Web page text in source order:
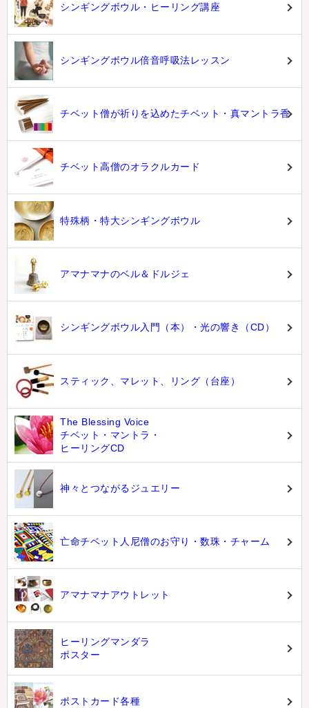
シンギングボウル・ヒーリング講座
シンギングボウル倍音呼吸法レッスン
チベット僧が祈りを込めたチベット・真マントラ香
チベット高僧のオラクルカード
特殊柄・特大シンギングボウル
アマナマナのベル＆ドルジェ
シンギングボウル入門（本）・光の響き（CD）
スティック、マレット、リング（台座）
The Blessing Voice
チベット・マントラ・
ヒーリングCD
神々とつながるジュエリー
亡命チベット人尼僧のお守り・数珠・チャーム
アマナマナアウトレット
ヒーリングマンダラ
ポスター
ポストカード各種